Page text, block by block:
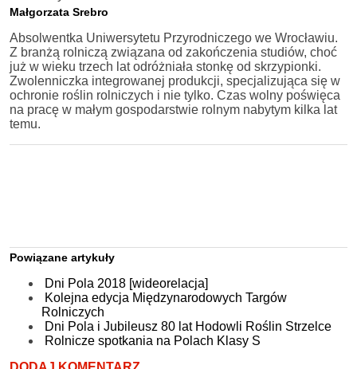
Małgorzata Srebro
Absolwentka Uniwersytetu Przyrodniczego we Wrocławiu.
Z branżą rolniczą związana od zakończenia studiów, choć
już w wieku trzech lat odróżniała stonkę od skrzypionki.
Zwolenniczka integrowanej produkcji, specjalizująca się w
ochronie roślin rolniczych i nie tylko. Czas wolny poświęca
na pracę w małym gospodarstwie rolnym nabytym kilka lat
temu.
Powiązane artykuły
Dni Pola 2018 [wideorelacja]
Kolejna edycja Międzynarodowych Targów
Rolniczych
Dni Pola i Jubileusz 80 lat Hodowli Roślin Strzelce
Rolnicze spotkania na Polach Klasy S